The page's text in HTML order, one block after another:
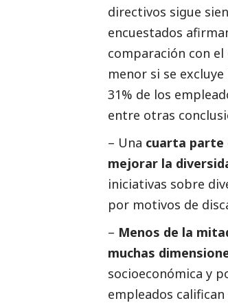
directivos sigue
encuestados
comparación con
menor si se
31% de los
entre otras
– Una cuarta parte
mejorar la
iniciativas sobre
por motivos de
– Menos de la
muchas
socioeconómica y
empleados